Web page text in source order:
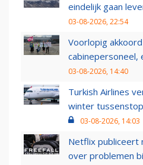
eindelijk gaan
03-08-2026, 22:54
Voorlopig
cabinepersoneel,
03-08-2026, 14:40
Turkish Airlines
winter
03-08-2026, 14:03
Netflix publiceert
over problemen